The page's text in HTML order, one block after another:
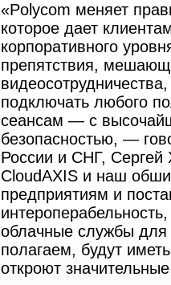
«Polycom меняет
которое дает
корпоративного
препятствия,
подключать любого
сеансам — с
безопасностью, —
России и СНГ,
CloudAXIS и наш
предприятиям и
облачные службы для
полагаем, будут
откроют